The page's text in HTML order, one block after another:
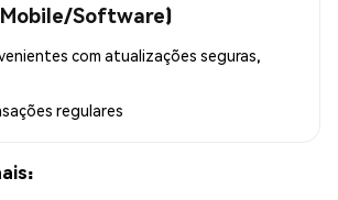
Software)
com atualizações seguras,
regulares